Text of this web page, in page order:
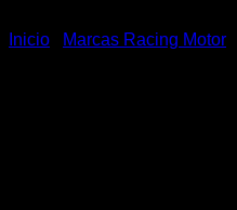
Inicio Marcas Racing Motor